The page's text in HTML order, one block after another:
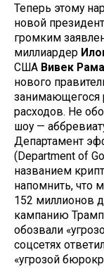
Теперь этому
новой
громким
миллиардер
США Вивек
нового
занимающегося
расходов. Не
шоу —
Департамент
(Department of
названием
напомнить, что
152 миллионов
кампанию
обозвали
соцсетях
«угрозой